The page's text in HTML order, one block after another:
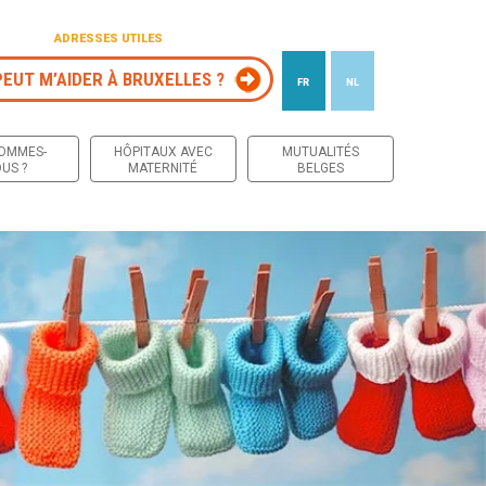
ADRESSES UTILES
M’AIDER À BRUXELLES ? FR NL
?
HÔPITAUX AVEC
MATERNITÉ
MUTUALITÉS
BELGES